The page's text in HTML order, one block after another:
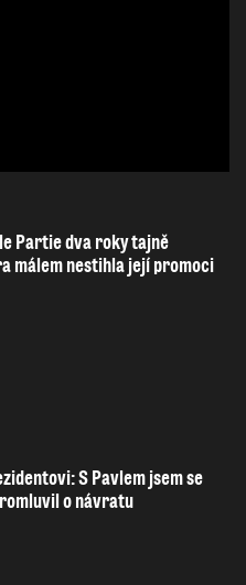
Partie dva roky tajně
málem nestihla její promoci
S Pavlem jsem se
o návratu